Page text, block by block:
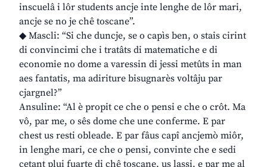
inscuelâ i lôr students ancje inte lenghe de lôr mari,
ancje se no je chê toscane”.
◆ Mascli: “Si che duncje, se o capìs ben, o stais cirint
di convincimi che i tratâts di matematiche e di
economie no dome a varessin di jessi metûts in man
aes fantatis, ma adiriture bisugnarès voltâju par
cjargnel?”
Ansuline: “Al è propit ce che o pensi e che o crôt. Ma
vô, par me, o sês dome che une conferme. E par
chest us resti obleade. E par fâus capî ancjemò miôr,
in lenghe mari, ce che o pensi, convinte che e sedi
cetant plui fuarte di chê toscane, us lassi, e par me al